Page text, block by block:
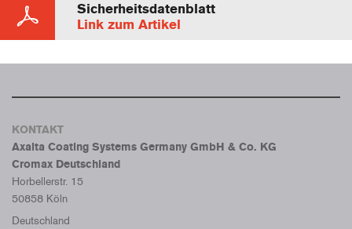
Sicherheitsdatenblatt
Link zum Artikel
KONTAKT
Axalta Coating Systems Germany GmbH & Co. KG
Cromax Deutschland
Horbellerstr. 15
50858 Köln
Deutschland